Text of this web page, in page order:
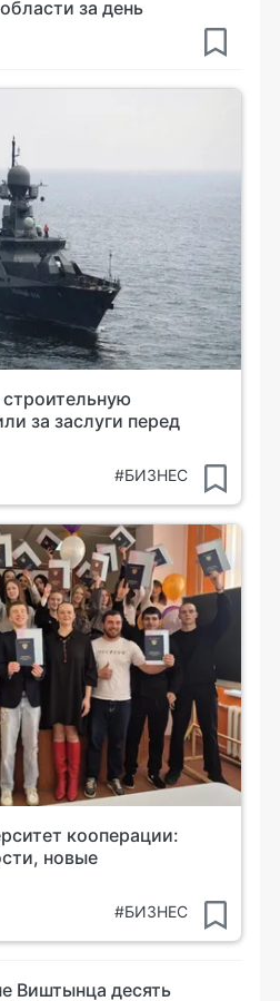
за день
за заслуги перед
#БИЗНЕС
кооперации:
новые
#БИЗНЕС
Виштынца десять